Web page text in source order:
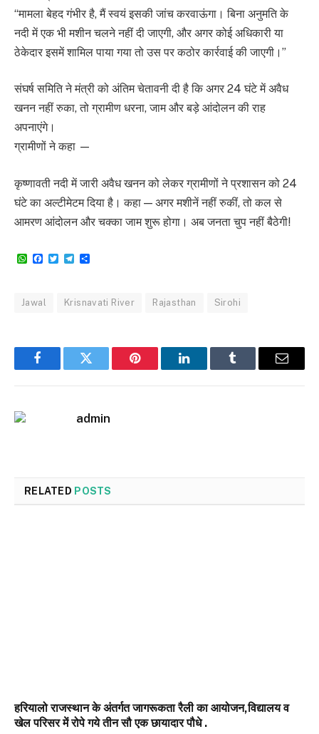
“मामला बेहद गंभीर है, मैं स्वयं इसकी जांच करवाऊंगा। बिना अनुमति के
नदी में एक भी मशीन चलने नहीं दी जाएगी, और अगर कोई अधिकारी या
ठेकेदार इसमें शामिल पाया गया तो उस पर कठोर कार्रवाई की जाएगी।”
संघर्ष समिति ने मंत्री को अंतिम चेतावनी दी है कि अगर 24 घंटे में अवैध
खनन नहीं रुका, तो ग्रामीण धरना, जाम और बड़े आंदोलन की राह
अपनाएंगे।
ग्रामीणों ने कहा —
कृष्णावती नदी में जारी अवैध खनन को लेकर ग्रामीणों ने प्रशासन को 24
घंटे का अल्टीमेटम दिया है। कहा — अगर मशीनें नहीं रुकीं, तो कल से
आमरण आंदोलन और चक्का जाम शुरू होगा। अब जनता चुप नहीं बैठेगी!
WhatsApp
Facebook
TwitterTelegram
Jawal Krisnavati River Rajasthan Sirohi
FacebookTwitter Pinterest LinkedInTumblr Email
admin
RELATED POSTS
हरियालो राजस्थान के अंतर्गत जागरूकता रैली का आयोजन,विद्यालय व
खेल परिसर में रोपे गये तीन सौ एक छायादार पौधे .